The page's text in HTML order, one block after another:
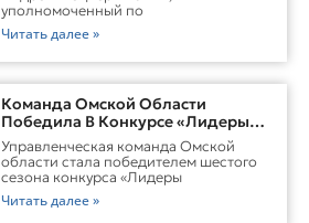
уполномоченный по
Читать далее »
Команда Омской Области
Победила В Конкурсе «Лидеры
России. Команда»
Управленческая команда Омской
области стала победителем шестого
сезона конкурса «Лидеры
Читать далее »